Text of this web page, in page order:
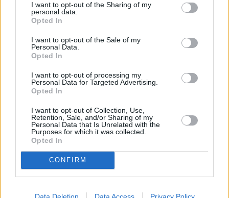
I want to opt-out of the Sharing of my
personal data.
Opted In
I want to opt-out of the Sale of my
Personal Data.
Opted In
I want to opt-out of processing my
Personal Data for Targeted Advertising.
Opted In
I want to opt-out of Collection, Use,
Retention, Sale, and/or Sharing of my
Personal Data that Is Unrelated with the
Purposes for which it was collected.
Opted In
CONFIRM
Data Deletion Data Access Privacy Policy
Πριν 4 ημέρες
70 χρόνια ιστορίας και συγκίνησης για το
Ανδρεάδειο Γυμνάσιο Βροντάδου